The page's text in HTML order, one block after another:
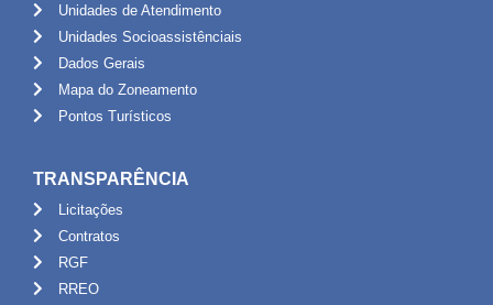
Unidades de Atendimento
Unidades Socioassistênciais
Dados Gerais
Mapa do Zoneamento
Pontos Turísticos
TRANSPARÊNCIA
Licitações
Contratos
RGF
RREO